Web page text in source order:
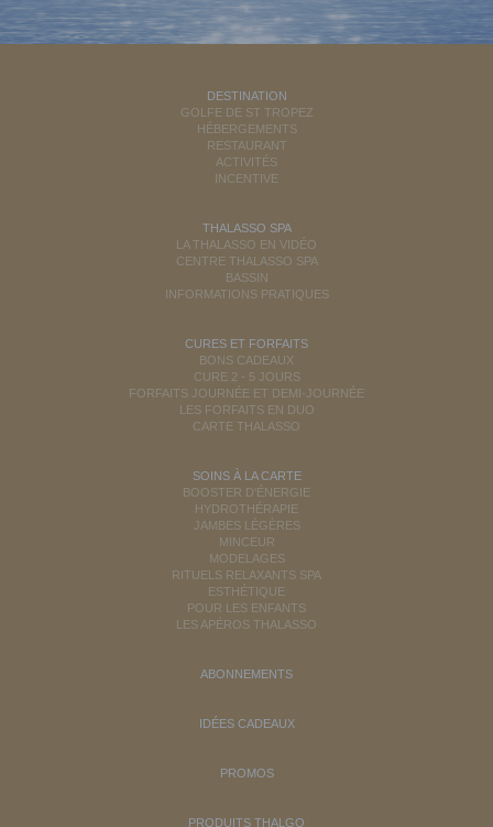
DESTINATION
GOLFE DE ST TROPEZ
HÉBERGEMENTS
RESTAURANT
ACTIVITÉS
INCENTIVE
THALASSO SPA
LA THALASSO EN VIDÉO
CENTRE THALASSO SPA
BASSIN
INFORMATIONS PRATIQUES
CURES ET FORFAITS
BONS CADEAUX
CURE 2 - 5 JOURS
FORFAITS JOURNÉE ET DEMI-JOURNÉE
LES FORFAITS EN DUO
CARTE THALASSO
SOINS À LA CARTE
BOOSTER D'ÉNERGIE
HYDROTHÉRAPIE
JAMBES LÉGÈRES
MINCEUR
MODELAGES
RITUELS RELAXANTS SPA
ESTHÉTIQUE
POUR LES ENFANTS
LES APÉROS THALASSO
ABONNEMENTS
IDÉES CADEAUX
PROMOS
PRODUITS THALGO